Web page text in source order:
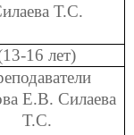
Т.С.
16 лет)
Е.В. Силаева
Т.С.